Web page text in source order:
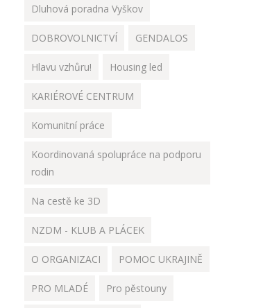
Dluhová poradna Vyškov
DOBROVOLNICTVÍ GENDALOS
Hlavu vzhůru! Housing led
KARIÉROVÉ CENTRUM
Komunitní práce
Koordinovaná spolupráce na podporu
rodin
Na cestě ke 3D
NZDM - KLUB A PLÁCEK
O ORGANIZACI POMOC UKRAJINĚ
PRO MLADÉ Pro pěstouny